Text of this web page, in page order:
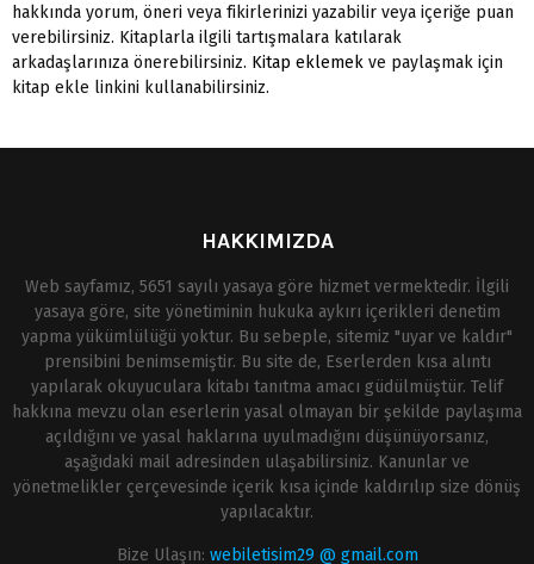
hakkında yorum, öneri veya fikirlerinizi yazabilir veya içeriğe puan
verebilirsiniz. Kitaplarla ilgili tartışmalara katılarak
arkadaşlarınıza önerebilirsiniz. Kitap eklemek ve paylaşmak için
kitap ekle linkini kullanabilirsiniz.
HAKKIMIZDA
Web sayfamız, 5651 sayılı yasaya göre hizmet vermektedir. İlgili
yasaya göre, site yönetiminin hukuka aykırı içerikleri denetim
yapma yükümlülüğü yoktur. Bu sebeple, sitemiz "uyar ve kaldır"
prensibini benimsemiştir. Bu site de, Eserlerden kısa alıntı
yapılarak okuyuculara kitabı tanıtma amacı güdülmüştür. Telif
hakkına mevzu olan eserlerin yasal olmayan bir şekilde paylaşıma
açıldığını ve yasal haklarına uyulmadığını düşünüyorsanız,
aşağıdaki mail adresinden ulaşabilirsiniz. Kanunlar ve
yönetmelikler çerçevesinde içerik kısa içinde kaldırılıp size dönüş
yapılacaktır.
Bize Ulaşın: webiletisim29 @ gmail.com